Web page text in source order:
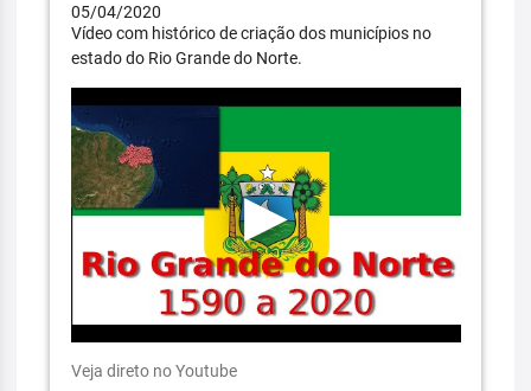
05/04/2020
Vídeo com histórico de criação dos municípios no
estado do Rio Grande do Norte.
Veja direto no Youtube